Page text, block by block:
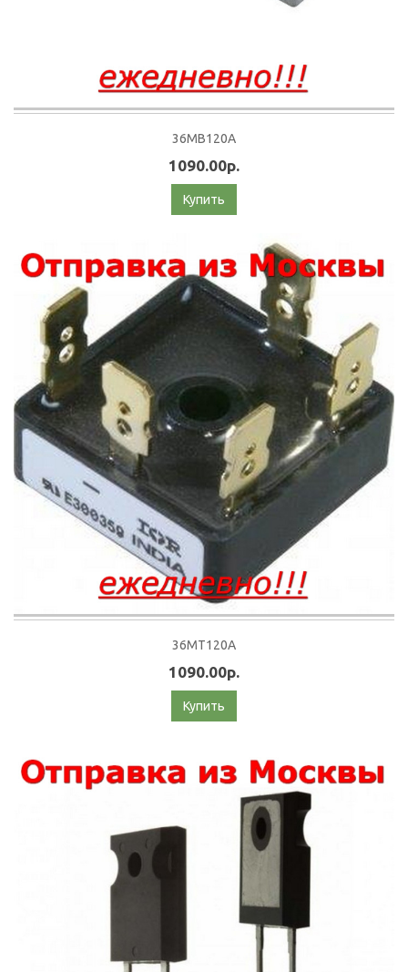
36MB120A
1090.00р.
Купить
36MT120A
1090.00р.
Купить